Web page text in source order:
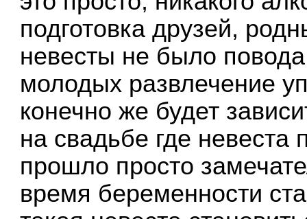
подготовка друзей,
невесты не было
молодых развлечение
конечно же будет
на свадьбе где невеста
прошло просто
время беременности